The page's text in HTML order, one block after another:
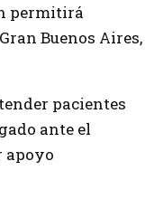
permitirá
Buenos Aires,
pacientes
ante el
apoyo